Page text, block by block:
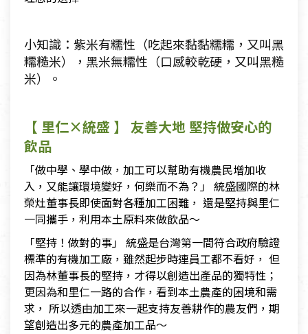
小知識：紫米有糯性（吃起來黏黏糯糯，又叫黑
糯糙米），黑米無糯性（口感較乾硬，又叫黑糙
米）。
【 里仁×統盛 】 友善大地 堅持做安心的
飲品
「做中學、學中做，加工可以幫助有機農民增加收
入，又能讓環境變好，何樂而不為？」 統盛國際的林
榮灶董事長即使面對各種加工困難， 還是堅持與里仁
一同攜手，利用本土原料來做飲品～
「堅持！做對的事」 統盛是台灣第一間符合政府驗證
標準的有機加工廠，雖然起步時連員工都不看好， 但
因為林董事長的堅持，才得以創造出產品的獨特性；
更因為和里仁一路的合作，看到本土農產的困境和需
求， 所以透由加工來一起支持友善耕作的農友們，期
望創造出多元的農產加工品～